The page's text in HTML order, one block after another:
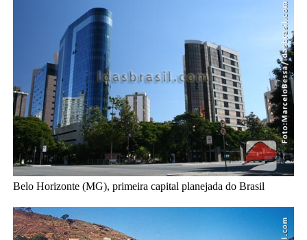
Belo Horizonte (MG), primeira capital planejada do Brasil